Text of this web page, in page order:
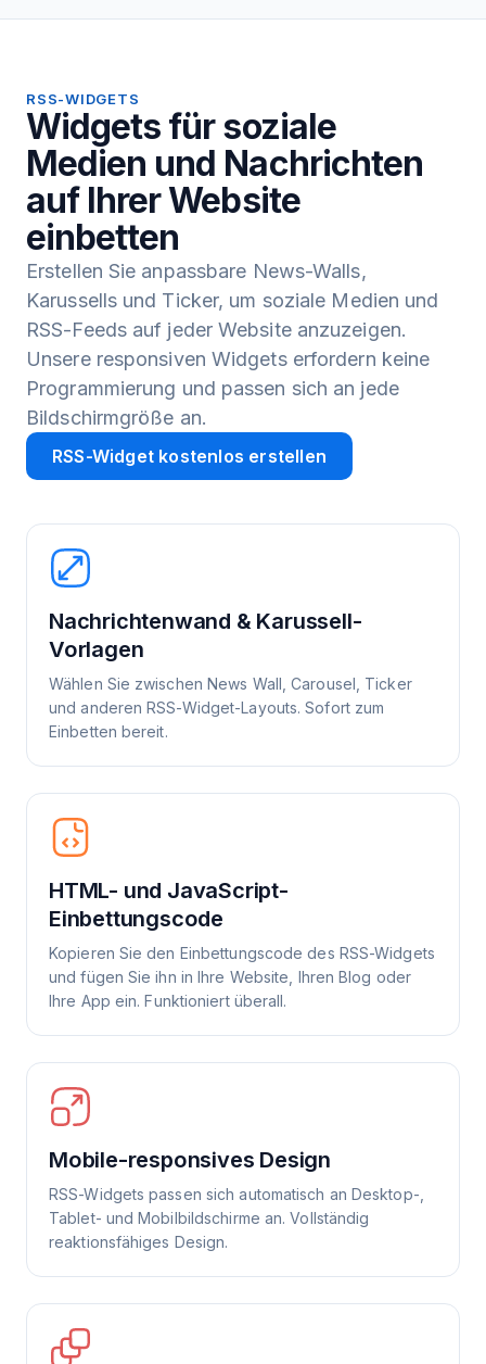
RSS-WIDGETS
Widgets für soziale
Medien und Nachrichten
auf Ihrer Website
einbetten
Erstellen Sie anpassbare News-Walls,
Karussells und Ticker, um soziale Medien und
RSS-Feeds auf jeder Website anzuzeigen.
Unsere responsiven Widgets erfordern keine
Programmierung und passen sich an jede
Bildschirmgröße an.
RSS-Widget kostenlos erstellen
Nachrichtenwand & Karussell-
Vorlagen
Wählen Sie zwischen News Wall, Carousel, Ticker
und anderen RSS-Widget-Layouts. Sofort zum
Einbetten bereit.
HTML- und JavaScript-
Einbettungscode
Kopieren Sie den Einbettungscode des RSS-Widgets
und fügen Sie ihn in Ihre Website, Ihren Blog oder
Ihre App ein. Funktioniert überall.
Mobile-responsives Design
RSS-Widgets passen sich automatisch an Desktop-,
Tablet- und Mobilbildschirme an. Vollständig
reaktionsfähiges Design.